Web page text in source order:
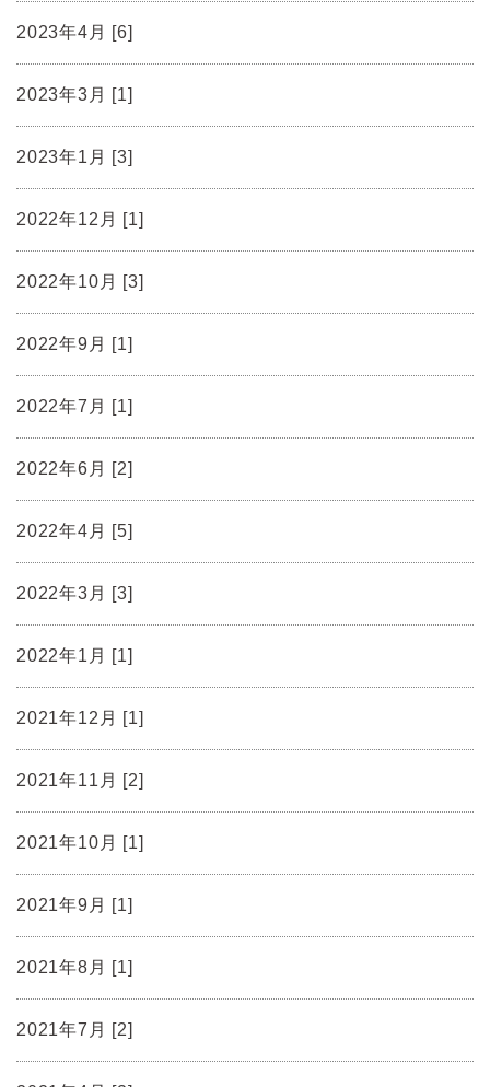
2023年4月 [6]
2023年3月 [1]
2023年1月 [3]
2022年12月 [1]
2022年10月 [3]
2022年9月 [1]
2022年7月 [1]
2022年6月 [2]
2022年4月 [5]
2022年3月 [3]
2022年1月 [1]
2021年12月 [1]
2021年11月 [2]
2021年10月 [1]
2021年9月 [1]
2021年8月 [1]
2021年7月 [2]